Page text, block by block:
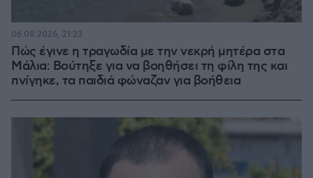
Πώς έγινε η τραγωδία με την νεκρή μητέρα στα
Μάλια: Βούτηξε για να βοηθήσει τη φίλη της και
πνίγηκε, τα παιδιά φώναζαν για βοήθεια
06.08.2026, 21:23